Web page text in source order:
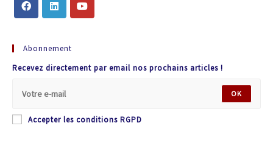
Abonnement
Recevez directement par email nos prochains articles !
OK
Accepter les conditions RGPD